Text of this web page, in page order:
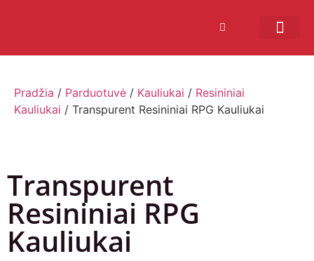
Pradžia / Parduotuvė / Kauliukai / Resininiai
Kauliukai / Transpurent Resininiai RPG Kauliukai
Transpurent
Resininiai RPG
Kauliukai